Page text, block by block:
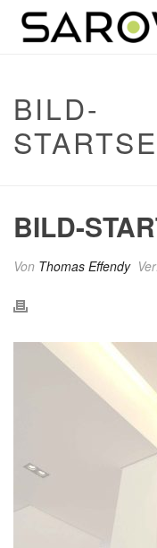
BILD-
BILD-
Von Thomas Effendy